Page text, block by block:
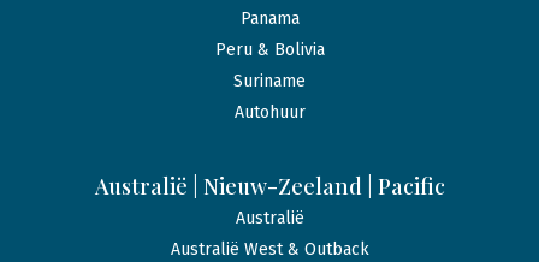
Panama
Peru & Bolivia
Suriname
Autohuur
Australië | Nieuw-Zeeland | Pacific
Australië
Australië West & Outback